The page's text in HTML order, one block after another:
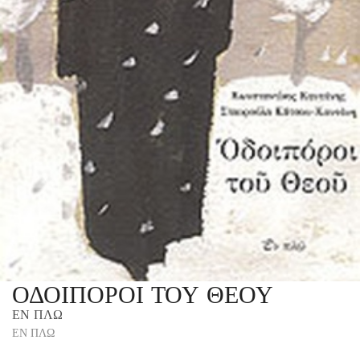
ΟΔΟΙΠΟΡΟΙ ΤΟΥ ΘΕΟΥ
ΕΝ ΠΛΩ
ΕΝ ΠΛΩ